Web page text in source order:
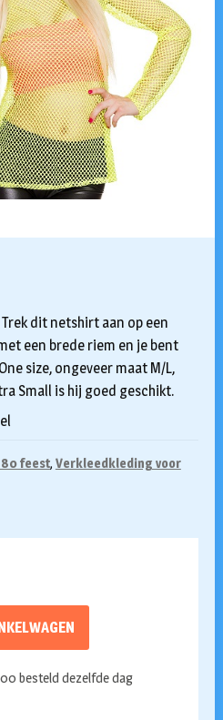
dit netshirt aan op een
een brede riem en je bent
size, ongeveer maat M/L,
Small is hij goed geschikt.
80 feest, Verkleedkleding voor
besteld dezelfde dag